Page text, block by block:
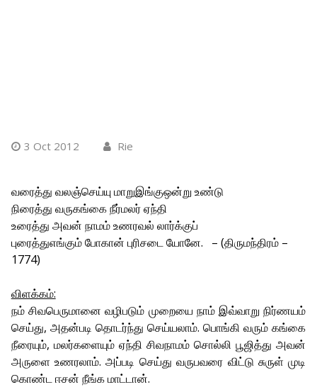
3 Oct 2012 Rie
வரைத்து வலஞ்செய்யு மாறுஇங்குஒன்று உண்டு
நிரைத்து வருகங்கை நீர்மலர் ஏந்தி
உரைத்து அவன் நாமம் உணரவல் லார்க்குப்
புரைத்துஎங்கும் போகான் புரிசடை யோனே. – (திருமந்திரம் –
1774)
விளக்கம்:
நம் சிவபெருமானை வழிபடும் முறையை நாம் இவ்வாறு நிர்ணயம்
செய்து, அதன்படி தொடர்ந்து செய்யலாம். பொங்கி வரும் கங்கை
நீரையும், மலர்களையும் ஏந்தி சிவநாமம் சொல்லி பூஜித்து அவன்
அருளை உணரலாம். அப்படி செய்து வருபவரை விட்டு சுருள் முடி
கொண்ட ஈசன் நீங்க மாட்டான்.